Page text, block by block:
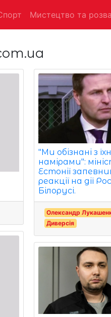
Мистецтво та
"Ми обізнані з
намірами":
Естонії
реакції на дії
Білорусі.
Олександр
Диверсія